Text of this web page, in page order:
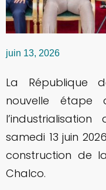
juin 13, 2026
La République
nouvelle étape
samedi 13 juin
construction de
Chalco.